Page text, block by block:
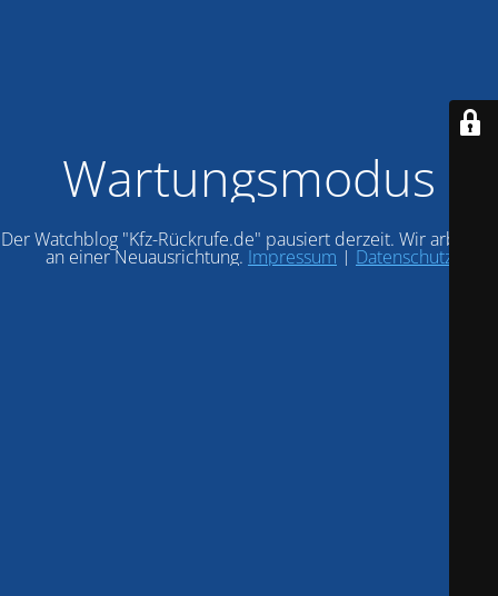
Wartungsmodus
Der Watchblog "Kfz-Rückrufe.de" pausiert derzeit. Wir arbeiten
an einer Neuausrichtung. Impressum | Datenschutz